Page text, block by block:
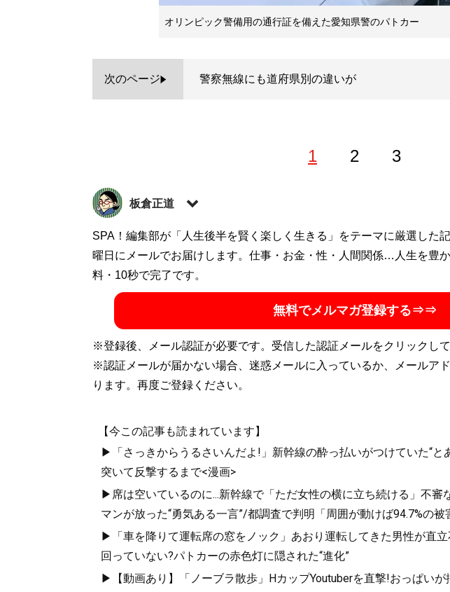
オリンピック警備用の通行証を備えた愛知県警のパトカー
次のページ 警察無線にも道府県別の違いが
1 2 3
板倉正道
テクニカルライター。三才ブックスのマニア誌『ラジオライフ』にて
ったら使用前に分解するのがライフワーク
記事一覧へ
SPA！編集部が「人生後半を賢く楽しく生きる」をテーマに厳選した
曜日にメールでお届けします。仕事・お金・性・人間関係…人生を豊
料・10秒で完了です。
無料でメルマガ登録する⇒⇒
※登録後、メール認証が必要です。受信した認証メールをクリックし
※認証メールが届かない場合、迷惑メールに入っているか、メールア
ります。再度ご登録ください。
【今この記事も読まれています】
▶「さっきからうるさいんだよ!」新幹線の酔っ払いがつけていた“と
突いて反撃するまで<漫画>
▶席は空いているのに...新幹線で「ただ女性の横に立ち続ける」不審
マンが放った“勇気ある一言”/都調査で判明「周囲が動けば94.7%の被
▶「車を降りて運転席の窓をノック」あおり運転してきた男性が直
回っていない?パトカーの赤色灯に隠された“進化”
▶【動画あり】「ノーブラ散歩」HカップYoutuberを直撃!おっぱい